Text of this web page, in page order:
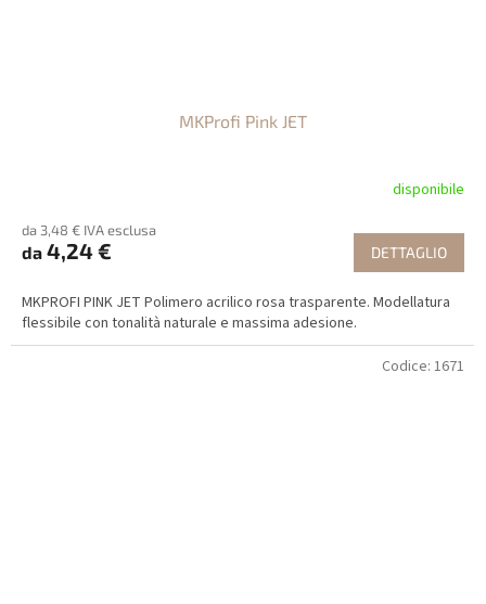
MKProfi Pink JET
disponibile
da 3,48 € IVA esclusa
da 4,24 € DETTAGLIO
MKPROFI PINK JET Polimero acrilico rosa trasparente. Modellatura
flessibile con tonalità naturale e massima adesione.
Codice: 1671